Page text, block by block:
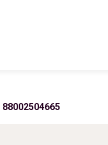
88002504665